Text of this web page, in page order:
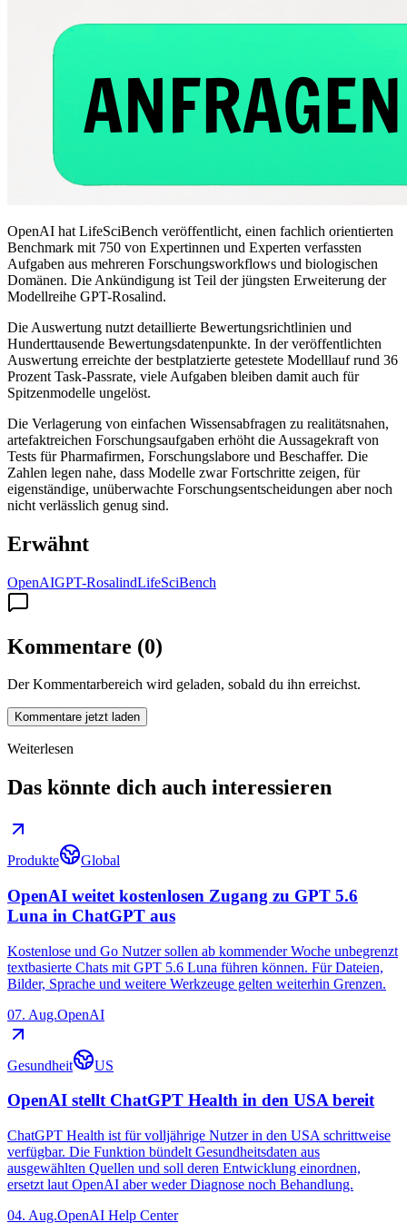
OpenAI hat LifeSciBench veröffentlicht, einen fachlich orientierten
Benchmark mit 750 von Expertinnen und Experten verfassten
Aufgaben aus mehreren Forschungsworkflows und biologischen
Domänen. Die Ankündigung ist Teil der jüngsten Erweiterung der
Modellreihe GPT-Rosalind.
Die Auswertung nutzt detaillierte Bewertungsrichtlinien und
Hunderttausende Bewertungsdatenpunkte. In der veröffentlichten
Auswertung erreichte der bestplatzierte getestete Modelllauf rund 36
Prozent Task-Passrate, viele Aufgaben bleiben damit auch für
Spitzenmodelle ungelöst.
Die Verlagerung von einfachen Wissensabfragen zu realitätsnahen,
artefaktreichen Forschungsaufgaben erhöht die Aussagekraft von
Tests für Pharmafirmen, Forschungslabore und Beschaffer. Die
Zahlen legen nahe, dass Modelle zwar Fortschritte zeigen, für
eigenständige, unüberwachte Forschungsentscheidungen aber noch
nicht verlässlich genug sind.
Erwähnt
OpenAIGPT-RosalindLifeSciBench
Kommentare (0)
Der Kommentarbereich wird geladen, sobald du ihn erreichst.
Kommentare jetzt laden
Weiterlesen
Das könnte dich auch interessieren
Produkte Global
OpenAI weitet kostenlosen Zugang zu GPT 5.6
Luna in ChatGPT aus
Kostenlose und Go Nutzer sollen ab kommender Woche unbegrenzt
textbasierte Chats mit GPT 5.6 Luna führen können. Für Dateien,
Bilder, Sprache und weitere Werkzeuge gelten weiterhin Grenzen.
07. Aug.OpenAI
Gesundheit US
OpenAI stellt ChatGPT Health in den USA bereit
ChatGPT Health ist für volljährige Nutzer in den USA schrittweise
verfügbar. Die Funktion bündelt Gesundheitsdaten aus
ausgewählten Quellen und soll deren Entwicklung einordnen,
ersetzt laut OpenAI aber weder Diagnose noch Behandlung.
04. Aug.OpenAI Help Center